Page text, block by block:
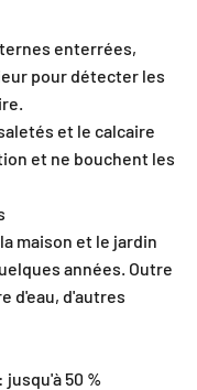
enterrées,
pour détecter les
et le calcaire
et ne bouchent les
maison et le jardin
années. Outre
d'eau, d'autres
50 %